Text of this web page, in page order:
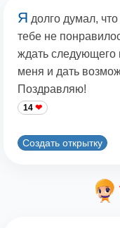
Я долго думал,
тебе не
ждать следующего
меня и дать
Поздравляю!
14
Создать открытку